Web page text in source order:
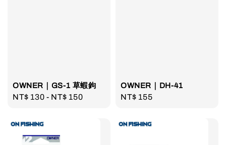
OWNER｜GS-1 草蝦鉤
Regular
NT$ 130 - NT$ 150
OWNER｜DH-41
Regular
NT$ 155